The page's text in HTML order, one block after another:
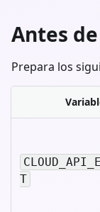
Antes
Prepara los
T